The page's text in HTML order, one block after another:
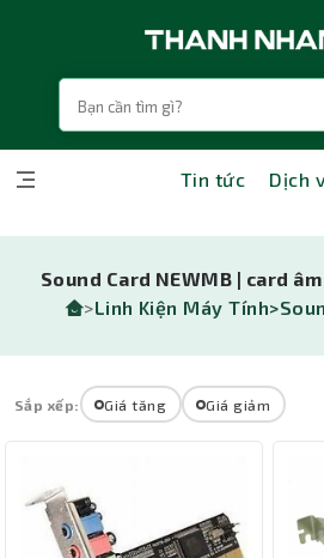
Tin tức Dịch
Sound Card NEWMB | card
>Linh Kiện Máy Tính>
Sắp xếp: Giá tăng Giá giảm